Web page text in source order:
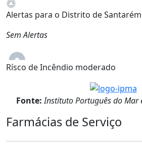
Alertas para o Distrito de Santarém
Sem Alertas
Rísco de Incêndio moderado
Fonte: Instituto Português do Mar
Farmácias de Serviço